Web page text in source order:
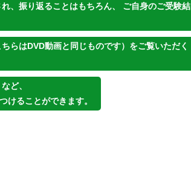
、振り返ることはもちろん、 ご自身のご受験結
らはDVD動画と同じものです）をご覧いただく
ど、
けることができます。